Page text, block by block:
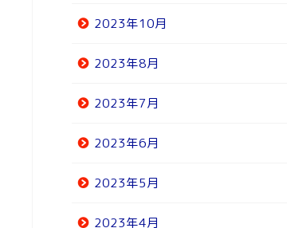
2023年10月
2023年8月
2023年7月
2023年6月
2023年5月
2023年4月